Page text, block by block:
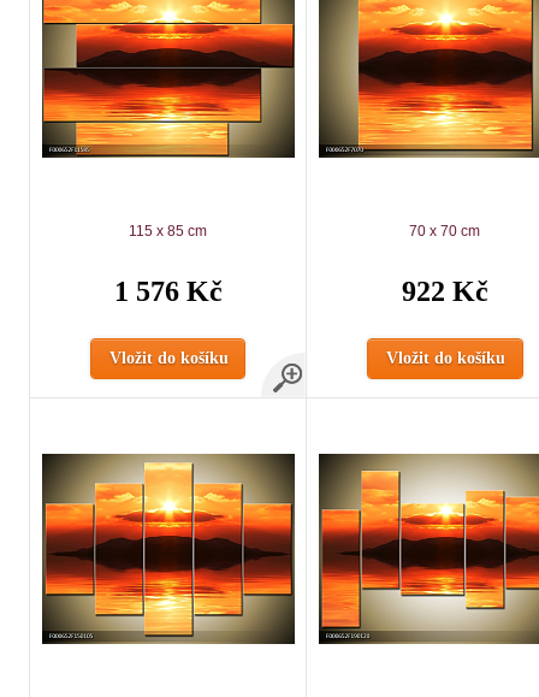
115 x 85 cm
1 576 Kč
Vložit do košíku
70 x 70 cm
922 Kč
Vložit do košíku